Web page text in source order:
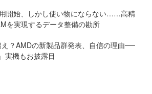
開始、しかし使い物にならない……高精
を実現するデータ整備の勘所
？AMDの新製品群発表、自信の理由──
実機もお披露目